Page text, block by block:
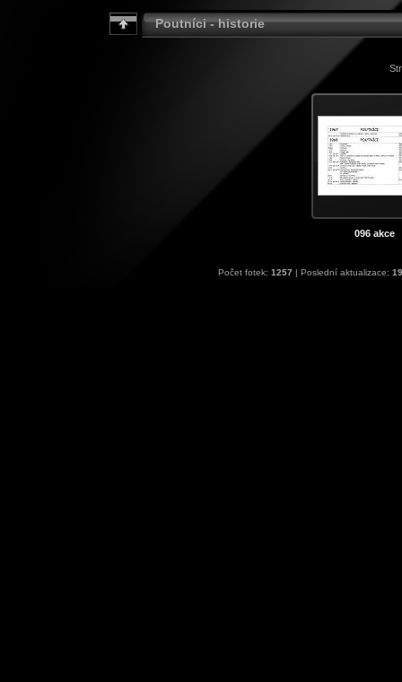
Poutníci - historie
096 akce
Počet fotek: 1257 | Poslední aktualizace: